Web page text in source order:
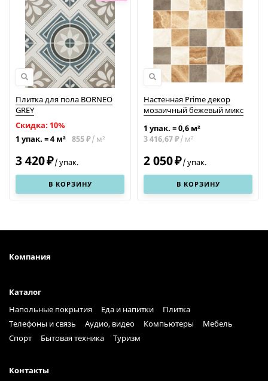
Плитка для пола BORNEO
GREY
Скидка: 10%
1 упак. =4 м² 855 ₽/ м²
В КОРЗИНУ
3 420₽/упак.
Настенная Prime декор
мозаичный бежевый микс
1 упак. =0,6 м²
3 416,67 ₽/ м²
В КОРЗИНУ
2 050₽/упак.
Компания
Каталог
Напольные покрытия
Еда и напитки
Плитка
Телефоны и связь
Аудио, видео Компьютеры
Мебель
Спорт
Бытовая техника Туризм
Контакты